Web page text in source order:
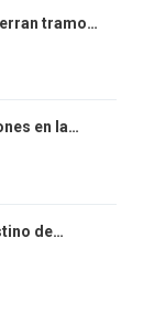
tramo…
en la…
de…